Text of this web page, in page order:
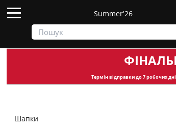
Summer'26
Термін відправкидо 7 робочих
Шапки